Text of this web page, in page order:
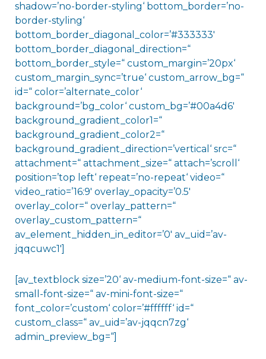
shadow=’no-border-styling‘ bottom_border=’no-
border-styling‘
bottom_border_diagonal_color=’#333333′
bottom_border_diagonal_direction=“
bottom_border_style=“ custom_margin=’20px‘
custom_margin_sync=’true‘ custom_arrow_bg=“
id=“ color=’alternate_color‘
background=’bg_color‘ custom_bg=’#00a4d6′
background_gradient_color1=“
background_gradient_color2=“
background_gradient_direction=’vertical‘ src=“
attachment=“ attachment_size=“ attach=’scroll‘
position=’top left‘ repeat=’no-repeat‘ video=“
video_ratio=’16:9′ overlay_opacity=’0.5′
overlay_color=“ overlay_pattern=“
overlay_custom_pattern=“
av_element_hidden_in_editor=’0′ av_uid=’av-
jqqcuwc1′]
[av_textblock size=’20‘ av-medium-font-size=“ av-
small-font-size=“ av-mini-font-size=“
font_color=’custom‘ color=’#ffffff‘ id=“
custom_class=“ av_uid=’av-jqqcn7zg‘
admin_preview_bg=“]